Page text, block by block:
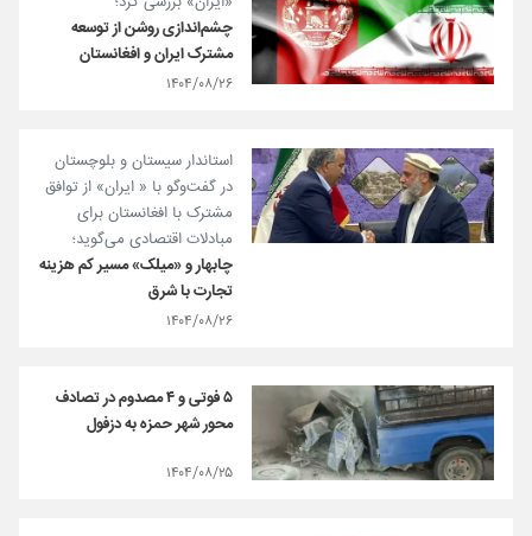
چشم‌اندازی روشن از توسعه
مشترک ایران و افغانستان
۱۴۰۴/۰۸/۲۶
استاندار سیستان و بلوچستان
در گفت‌وگو با « ایران» از توافق
مشترک با افغانستان برای
مبادلات اقتصادی می‌گوید؛
چابهار و «میلک» مسیر کم هزینه
تجارت با شرق
۱۴۰۴/۰۸/۲۶
۵ فوتی و ۴ مصدوم در تصادف
محور شهر حمزه به دزفول
۱۴۰۴/۰۸/۲۵